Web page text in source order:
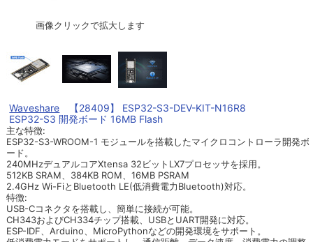
画像クリックで拡大します
Waveshare 【28409】 ESP32-S3-DEV-KIT-N16R8
ESP32-S3 開発ボード 16MB Flash
主な特徴:
ESP32-S3-WROOM-1 モジュールを搭載したマイクロコントローラ開発ボ
ード。
240MHzデュアルコアXtensa 32ビットLX7プロセッサを採用。
512KB SRAM、384KB ROM、16MB PSRAM
2.4GHz Wi-FiとBluetooth LE(低消費電力Bluetooth)対応。
特徴:
USB-Cコネクタを搭載し、簡単に接続が可能。
CH343およびCH334チップ搭載、USBとUART開発に対応。
ESP-IDF、Arduino、MicroPythonなどの開発環境をサポート。